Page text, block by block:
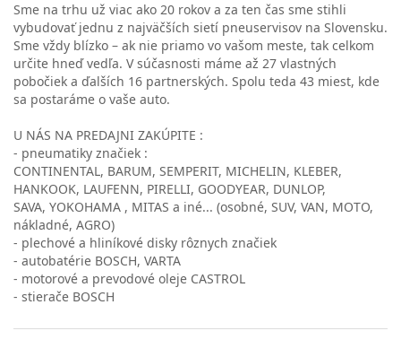
Sme na trhu už viac ako 20 rokov a za ten čas sme stihli
vybudovať jednu z najväčších sietí pneuservisov na Slovensku.
Sme vždy blízko – ak nie priamo vo vašom meste, tak celkom
určite hneď vedľa. V súčasnosti máme až 27 vlastných
pobočiek a ďalších 16 partnerských. Spolu teda 43 miest, kde
sa postaráme o vaše auto.
U NÁS NA PREDAJNI ZAKÚPITE :
- pneumatiky značiek :
CONTINENTAL, BARUM, SEMPERIT, MICHELIN, KLEBER,
HANKOOK, LAUFENN, PIRELLI, GOODYEAR, DUNLOP,
SAVA, YOKOHAMA , MITAS a iné... (osobné, SUV, VAN, MOTO,
nákladné, AGRO)
- plechové a hliníkové disky rôznych značiek
- autobatérie BOSCH, VARTA
- motorové a prevodové oleje CASTROL
- stierače BOSCH